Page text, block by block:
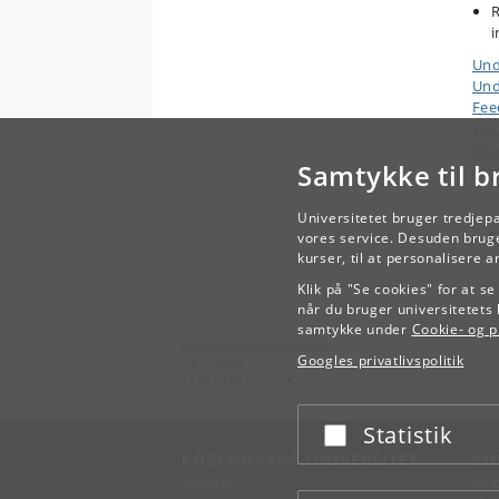
Samtykke til
Universitetet bruger
vores service. Desuden
kurser, til at personalisere
Klik på "Se cookies" for at
når du bruger universitetets
samtykke under Cookie- og
Googles privatlivspolitik
Acceptér eller afslå
Statistik
KØBENHAVNS UNIVERSITET